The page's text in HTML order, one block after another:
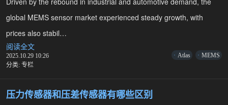
global MEMS sensor market experienced steady growth, with
prices also stabil…
阅读全文
h
E
2025.10.29 10:26
分类: 专栏
Atlas MEMS
压力传感器和压差传感器有哪些区别